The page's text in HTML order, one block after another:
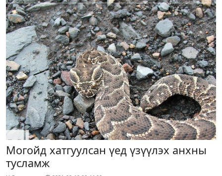
Могойд хатгуулсан үед үзүүлэх анхны
тусламж